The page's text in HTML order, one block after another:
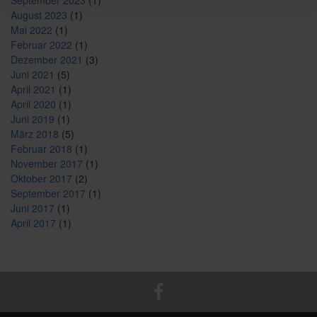
August 2023 (1)
Mai 2022 (1)
Februar 2022 (1)
Dezember 2021 (3)
Juni 2021 (5)
April 2021 (1)
April 2020 (1)
Juni 2019 (1)
März 2018 (5)
Februar 2018 (1)
November 2017 (1)
Oktober 2017 (2)
September 2017 (1)
Juni 2017 (1)
April 2017 (1)